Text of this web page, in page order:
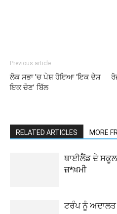
Previous article
ਲੋਕ ਸਭਾ ’ਚ ਪੇਸ਼ ਹੋਇਆ ‘ਇਕ ਦੇਸ਼
ਇਕ ਚੋਣ’ ਬਿੱਲ
RELATED ARTICLES MORE
ਥਾਈਲੈਂਡ ਦੇ ਸਕੂਲ
ਜ਼*ਖ਼ਮੀ
ਟਰੰਪ ਨੂੰ ਅਦਾਲਤ